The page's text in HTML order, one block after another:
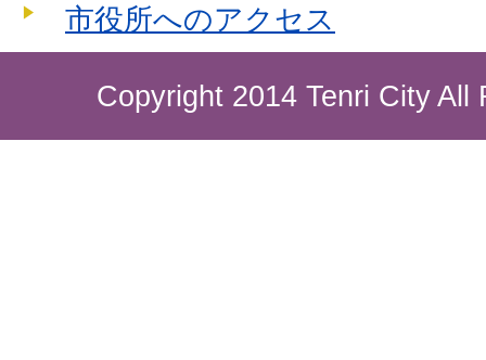
市役所へのアクセス
Copyright 2014 Tenri City All